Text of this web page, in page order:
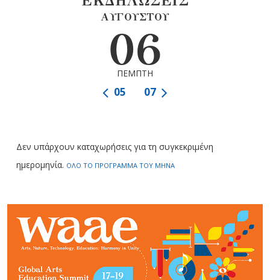
ΑΥΓΟΥΣΤΟΥ
06
ΠΕΜΠΤΗ
07
05
Δεν υπάρχουν καταχωρήσεις για τη συγκεκριμένη
ημερομηνία. ΟΛΟ ΤΟ ΠΡΟΓΡΑΜΜΑ ΤΟΥ ΜΗΝΑ